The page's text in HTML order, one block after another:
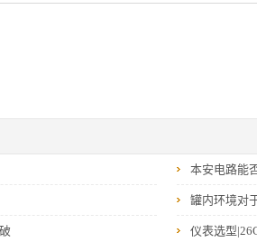
本安电路能
罐内环境对
仪表选型